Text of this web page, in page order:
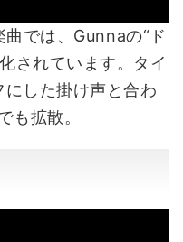
では、Gunnaの“ド
されています。タイ
にした掛け声と合わ
も拡散。